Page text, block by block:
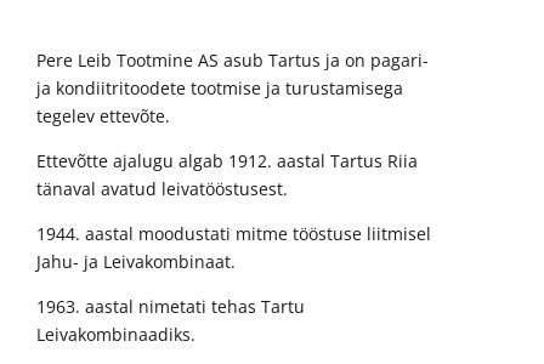
Pere Leib Tootmine AS asub Tartus ja on pagari-
ja kondiitritoodete tootmise ja turustamisega
tegelev ettevõte.
Ettevõtte ajalugu algab 1912. aastal Tartus Riia
tänaval avatud leivatööstusest.
1944. aastal moodustati mitme tööstuse liitmisel
Jahu- ja Leivakombinaat.
1963. aastal nimetati tehas Tartu
Leivakombinaadiks.